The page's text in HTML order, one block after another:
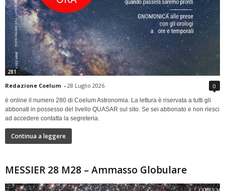
281
Redazione Coelum - 28 Luglio 2026 0
è online il numero 280 di Coelum Astronomia. La lettura è riservata a tutti gli
abbonati in possesso del livello QUASAR sul sito. Se sei abbonato e non riesci
ad accedere contatta la segreteria.
Continua a leggere
MESSIER 28 M28 – Ammasso Globulare